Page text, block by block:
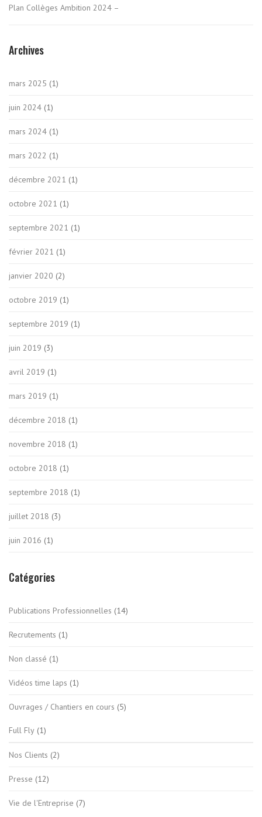
Plan Collèges Ambition 2024 –
Archives
mars 2025 (1)
juin 2024 (1)
mars 2024 (1)
mars 2022 (1)
décembre 2021 (1)
octobre 2021 (1)
septembre 2021 (1)
février 2021 (1)
janvier 2020 (2)
octobre 2019 (1)
septembre 2019 (1)
juin 2019 (3)
avril 2019 (1)
mars 2019 (1)
décembre 2018 (1)
novembre 2018 (1)
octobre 2018 (1)
septembre 2018 (1)
juillet 2018 (3)
juin 2016 (1)
Catégories
Publications Professionnelles (14)
Recrutements (1)
Non classé (1)
Vidéos time laps (1)
Ouvrages / Chantiers en cours (5)
Full Fly (1)
Nos Clients (2)
Presse (12)
Vie de l'Entreprise (7)